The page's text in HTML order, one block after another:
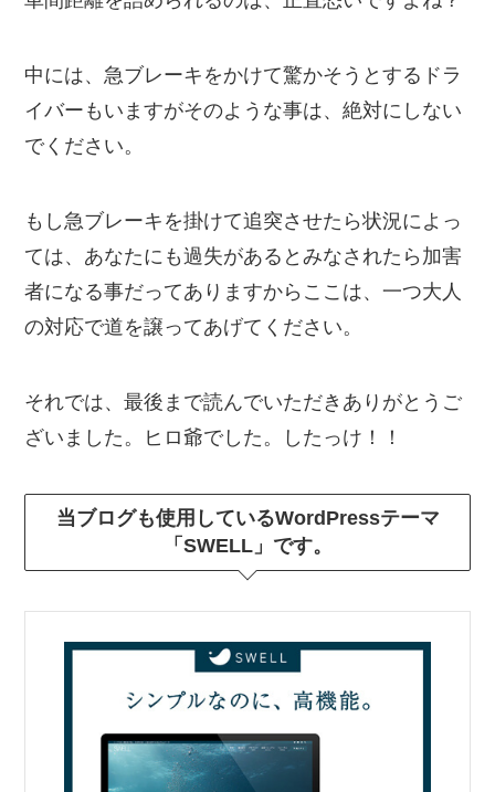
中には、急ブレーキをかけて驚かそうとするドラ
イバーもいますがそのような事は、絶対にしない
でください。
もし急ブレーキを掛けて追突させたら状況によっ
ては、あなたにも過失があるとみなされたら加害
者になる事だってありますからここは、一つ大人
の対応で道を譲ってあげてください。
それでは、最後まで読んでいただきありがとうご
ざいました。ヒロ爺でした。したっけ！！
当ブログも使用しているWordPressテーマ
「SWELL」です。